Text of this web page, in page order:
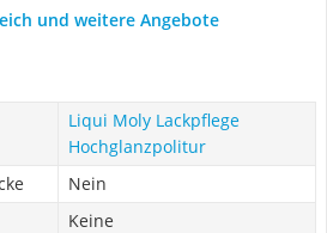
und weitere Angebote
Liqui Moly Lackpflege
Hochglanzpolitur
Nein
Keine